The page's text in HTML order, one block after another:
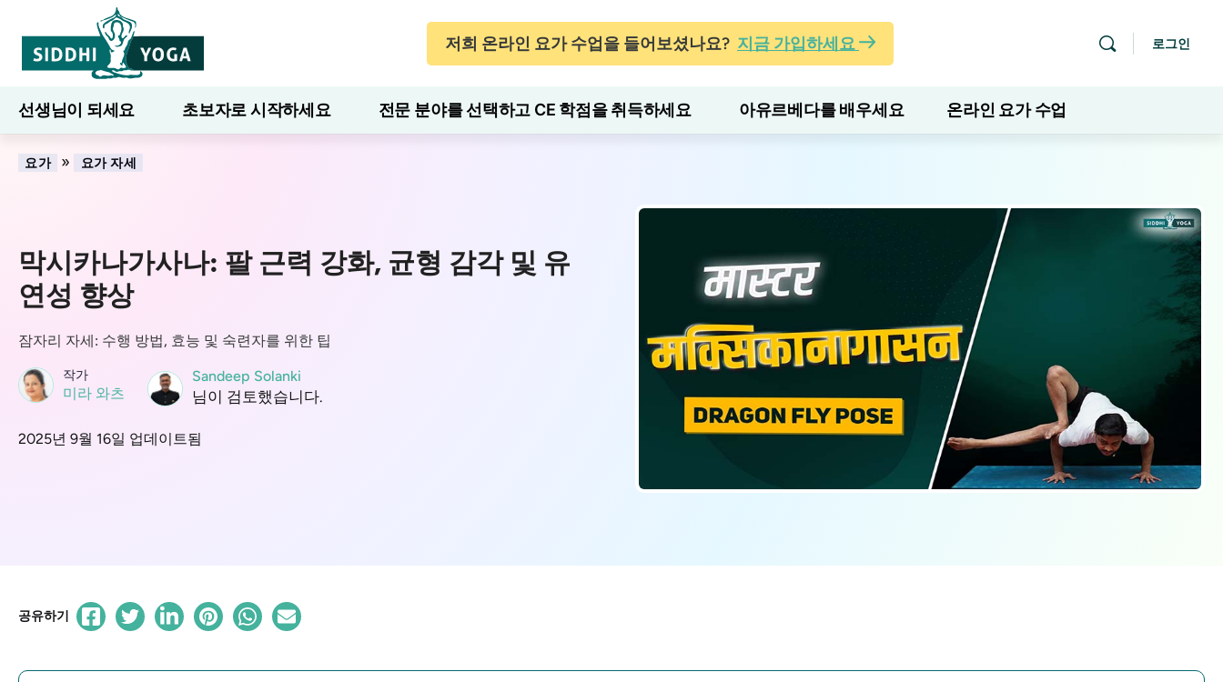
저희 온라인 요가 수업을 들어보셨나요? 지금 가입하세요 로그인
선생님이 되세요 초보자로 시작하세요 전문 분야를 선택하고 CE 학점을 취득하세요 아유르베다를 배우세요 온라인 요가 수업
7일간의 웰니스
요가 » 요가 자세
막시카나가사나: 팔 근력 강화, 균형 감각 및 유
연성 향상
잠자리 자세: 수행 방법, 효능 및 숙련자를 위한 팁
작가
미라 와츠
Sandeep Solanki
님이 검토했습니다.
2025년 9월 16일 업데이트됨
공유하기